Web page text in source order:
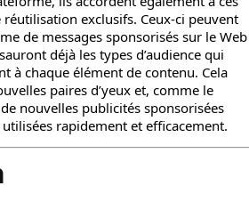
exclusifs. Ceux-ci peuvent
de messages sponsorisés sur le Web
déjà les types d’audience qui
à chaque élément de contenu. Cela
paires d’yeux et, comme le
nouvelles publicités sponsorisées
rapidement et efficacement.